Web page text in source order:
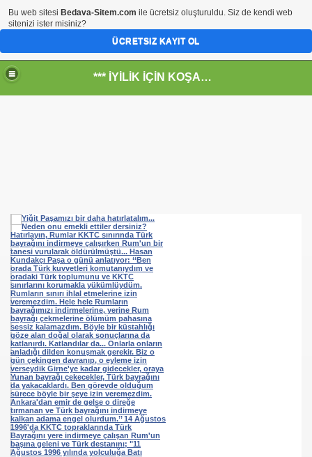
*** İYİLİK İÇİN KOŞANLARIN YERİ***
- HİDROJEN ENERJİ MRK *NASIL ENGELLENDİ* !!!
-Engellenen Mühendis !!!
Halal Food
AS-DER.
Bu web sitesi Bedava-Sitem.com ile ücretsiz oluşturuldu. Siz de kendi web
sitenizi ister misiniz?
ÜCRETSIZ KAYIT OL